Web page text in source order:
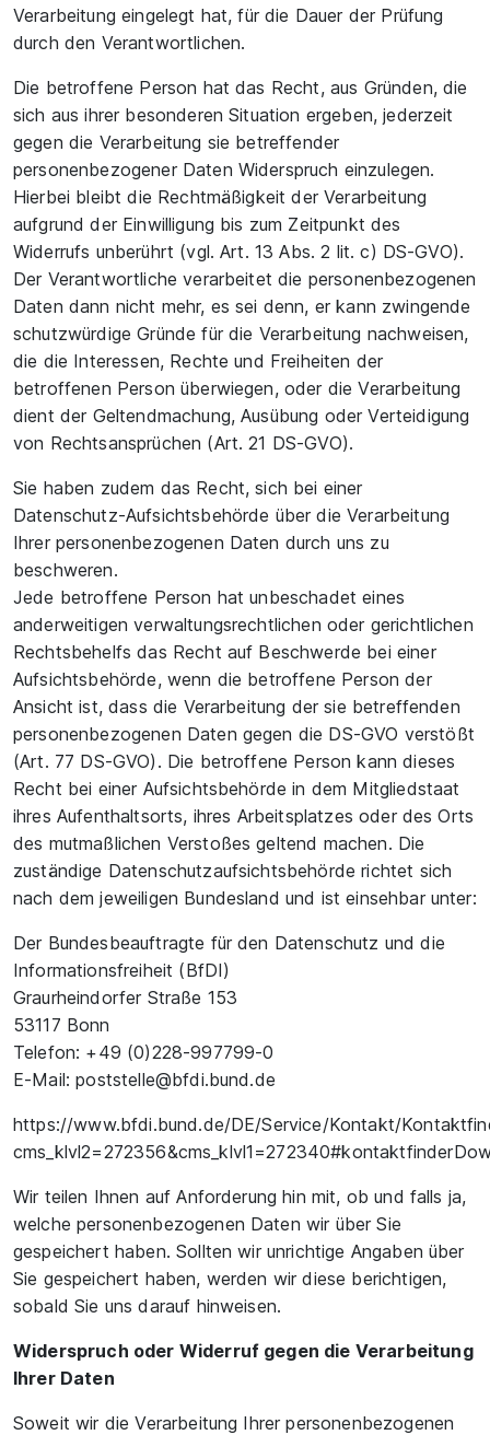
Verarbeitung eingelegt hat, für die Dauer der Prüfung
durch den Verantwortlichen.
Die betroffene Person hat das Recht, aus Gründen, die
sich aus ihrer besonderen Situation ergeben, jederzeit
gegen die Verarbeitung sie betreffender
personenbezogener Daten Widerspruch einzulegen.
Hierbei bleibt die Rechtmäßigkeit der Verarbeitung
aufgrund der Einwilligung bis zum Zeitpunkt des
Widerrufs unberührt (vgl. Art. 13 Abs. 2 lit. c) DS-GVO).
Der Verantwortliche verarbeitet die personenbezogenen
Daten dann nicht mehr, es sei denn, er kann zwingende
schutzwürdige Gründe für die Verarbeitung nachweisen,
die die Interessen, Rechte und Freiheiten der
betroffenen Person überwiegen, oder die Verarbeitung
dient der Geltendmachung, Ausübung oder Verteidigung
von Rechtsansprüchen (Art. 21 DS-GVO).
Sie haben zudem das Recht, sich bei einer
Datenschutz-Aufsichtsbehörde über die Verarbeitung
Ihrer personenbezogenen Daten durch uns zu
beschweren.
Jede betroffene Person hat unbeschadet eines
anderweitigen verwaltungsrechtlichen oder gerichtlichen
Rechtsbehelfs das Recht auf Beschwerde bei einer
Aufsichtsbehörde, wenn die betroffene Person der
Ansicht ist, dass die Verarbeitung der sie betreffenden
personenbezogenen Daten gegen die DS-GVO verstößt
(Art. 77 DS-GVO). Die betroffene Person kann dieses
Recht bei einer Aufsichtsbehörde in dem Mitgliedstaat
ihres Aufenthaltsorts, ihres Arbeitsplatzes oder des Orts
des mutmaßlichen Verstoßes geltend machen. Die
zuständige Datenschutzaufsichtsbehörde richtet sich
nach dem jeweiligen Bundesland und ist einsehbar unter:
Der Bundesbeauftragte für den Datenschutz und die
Informationsfreiheit (BfDI)
Graurheindorfer Straße 153
53117 Bonn
Telefon: +49 (0)228-997799-0
E-Mail:poststelle@bfdi.bund.de
https://www.bfdi.bund.de/DE/Service/Kontakt/
Wir teilen Ihnen auf Anforderung hin mit, ob und falls ja,
welche personenbezogenen Daten wir über Sie
gespeichert haben. Sollten wir unrichtige Angaben über
Sie gespeichert haben, werden wir diese berichtigen,
sobald Sie uns darauf hinweisen.
Widerspruch oder Widerruf gegen die Verarbeitung
Ihrer Daten
Soweit wir die Verarbeitung Ihrer personenbezogenen